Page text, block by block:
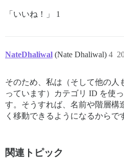
「いいね！」 1
NateDhaliwal (Nate Dhaliwal) 4
そのため、私は（そして他の人
っています）カテゴリ ID を使
す。そうすれば、名前や階層構
く移動できるようになるからで
関連トピック